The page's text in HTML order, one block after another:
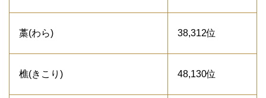
藁(わら) 38,312位
樵(きこり) 48,130位